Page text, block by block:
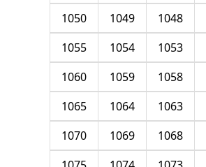
1048
1049
1050
1053
1054
1055
1058
1059
1060
1063
1064
1065
1068
1069
1070